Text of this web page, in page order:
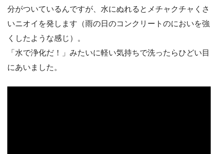
分がついているんですが、水にぬれるとメチャクチャくさ
いニオイを発します（雨の日のコンクリートのにおいを強
くしたような感じ）。
「水で浄化だ！」みたいに軽い気持ちで洗ったらひどい目
にあいました。